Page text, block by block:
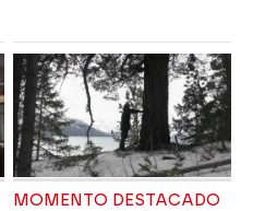
MOMENTO DESTACADO